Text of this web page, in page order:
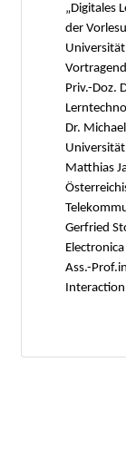
„Digitales
der
Priv.-Doz.
Dr.
Matthias
Gerfried
Ass.-
Interaction